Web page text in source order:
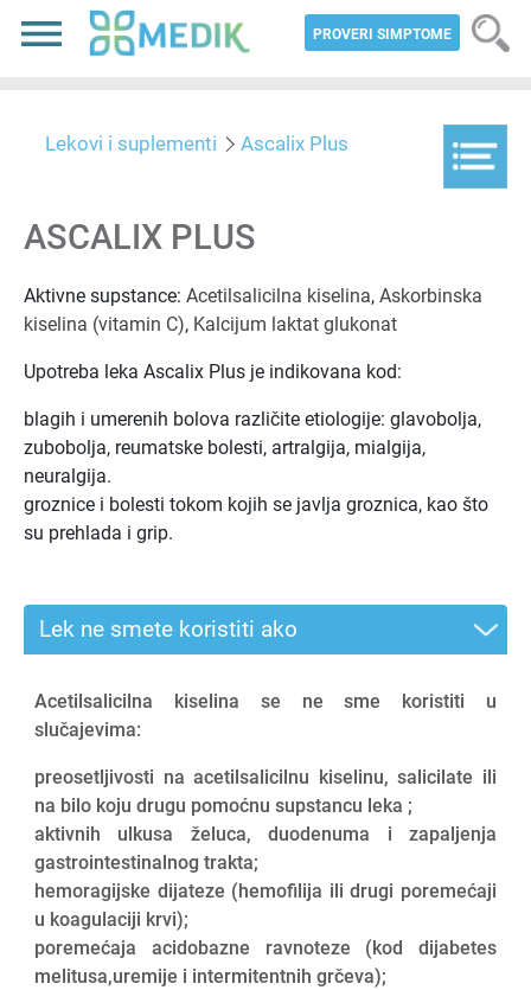
PROVERI SIMPTOME
Lekovi i suplementi Ascalix Plus
ASCALIX PLUS
Aktivne supstance:Acetilsalicilna kiselina,Askorbinska
kiselina (vitamin C), Kalcijum laktat glukonat
Upotreba leka Ascalix Plus je indikovana kod:
blagih i umerenih bolova različite etiologije: glavobolja,
zubobolja, reumatske bolesti, artralgija, mialgija,
neuralgija.
groznice i bolesti tokom kojih se javlja groznica, kao što
su prehlada i grip.
Lek ne smete koristiti ako
Acetilsalicilna kiselina se ne sme koristiti u
slučajevima:
preosetljivosti na acetilsalicilnu kiselinu, salicilate ili
na bilo koju drugu pomoćnu supstancu leka ;
aktivnih ulkusa želuca, duodenuma i zapaljenja
gastrointestinalnog trakta;
hemoragijske dijateze (hemofilija ili drugi poremećaji
u koagulaciji krvi);
poremećaja acidobazne ravnoteze (kod dijabetes
melitusa,uremije i intermitentnih grčeva);